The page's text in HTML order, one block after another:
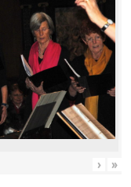
› »